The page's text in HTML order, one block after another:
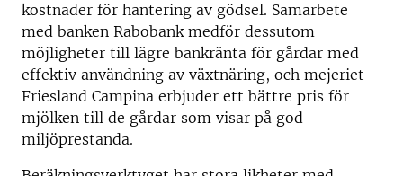
kostnader för hantering av gödsel. Samarbete
med banken Rabobank medför dessutom
möjligheter till lägre bankränta för gårdar med
effektiv användning av växtnäring, och mejeriet
Friesland Campina erbjuder ett bättre pris för
mjölken till de gårdar som visar på god
miljöprestanda.